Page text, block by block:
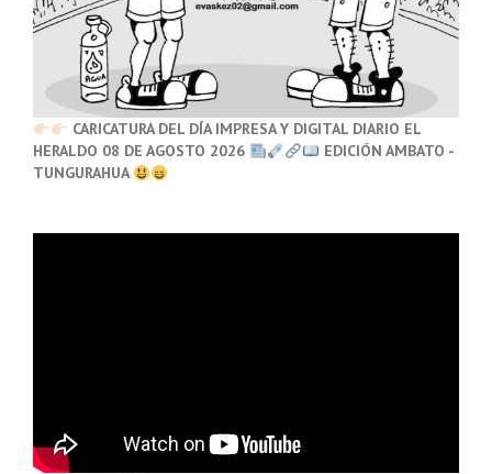
CARICATURA DEL DÍA IMPRESA Y DIGITAL DIARIO EL
HERALDO 08 DE AGOSTO 2026
EDICIÓN AMBATO -
TUNGURAHUA